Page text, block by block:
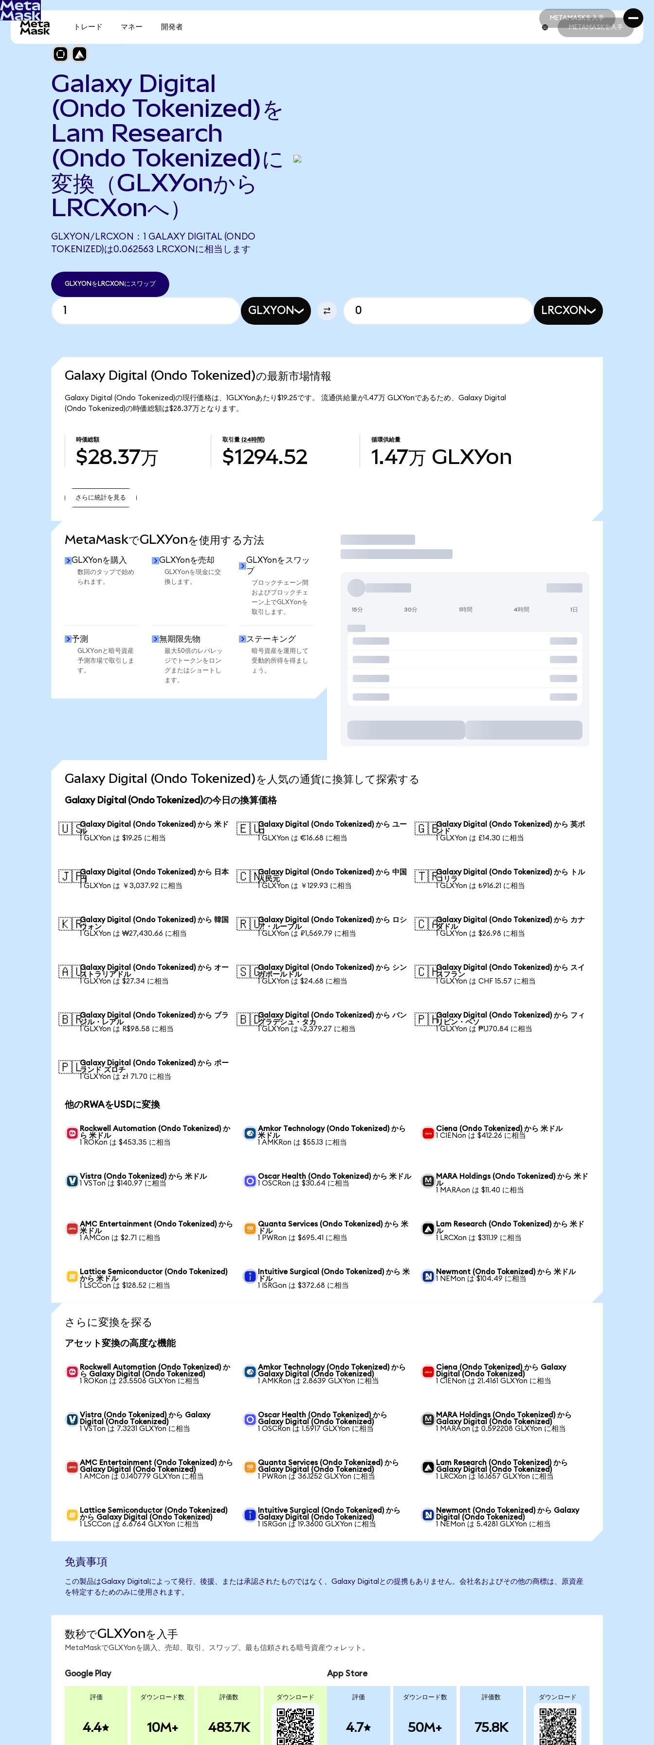
METAMASKを入手
METAMASKを入手
トレード マネー 開発者 METAMASKを入手
Galaxy Digital
(Ondo Tokenized)を
Lam Research
(Ondo Tokenized)に
変換（GLXYonから
LRCXonへ）
GLXYON/LRCXON：1 GALAXY DIGITAL (ONDO
TOKENIZED)は0.062563 LRCXONに相当します
GLXYONをLRCXONにスワップ
GLXYON LRCXON
Galaxy Digital (Ondo Tokenized)の最新市場情報
Galaxy Digital (Ondo Tokenized)の現行価格は、1GLXYonあたり$19.25です。 流通供給量が1.47万 GLXYonであるため、Galaxy Digital
(Ondo Tokenized)の時価総額は$28.37万となります。
時価総額
$28.37万
取引量 (24時間)
$1294.52
循環供給量
1.47万 GLXYon
さらに統計を見る
MetaMaskでGLXYonを使用する方法
GLXYonを購入
数回のタップで始め
られます。
GLXYonを売却
GLXYonを現金に交
換します。
GLXYonをスワッ
プ
ブロックチェーン間
およびブロックチェ
ーン上でGLXYonを
取引します。
予測
GLXYonと暗号資産
予測市場で取引しま
す。
無期限先物
最大50倍のレバレッ
ジでトークンをロン
グまたはショートし
ます。
ステーキング
暗号資産を運用して
受動的所得を得まし
ょう。
取引
15分 30分 1時間 4時間 1日
Galaxy Digital (Ondo Tokenized)を人気の通貨に換算して探索する
Galaxy Digital (Ondo Tokenized)の今日の換算価格
🇺🇸Galaxy Digital (Ondo Tokenized) から 米ド
ル
1 GLXYon は $19.25 に相当
🇪🇺Galaxy Digital (Ondo Tokenized) から ユー
ロ
1 GLXYon は €16.68 に相当
🇬🇧Galaxy Digital (Ondo Tokenized) から 英ポ
ンド
1 GLXYon は £14.30 に相当
🇯🇵Galaxy Digital (Ondo Tokenized) から 日本
円
1 GLXYon は ￥3,037.92 に相当
🇨🇳Galaxy Digital (Ondo Tokenized) から 中国
人民元
1 GLXYon は ￥129.93 に相当
🇹🇷Galaxy Digital (Ondo Tokenized) から トル
コリラ
1 GLXYon は ₺916.21 に相当
🇰🇷Galaxy Digital (Ondo Tokenized) から 韓国
ウォン
1 GLXYon は ₩27,430.66 に相当
🇷🇺Galaxy Digital (Ondo Tokenized) から ロシ
ア・ルーブル
1 GLXYon は ₽1,569.79 に相当
🇨🇦Galaxy Digital (Ondo Tokenized) から カナ
ダドル
1 GLXYon は $26.98 に相当
🇦🇺Galaxy Digital (Ondo Tokenized) から オー
ストラリアドル
1 GLXYon は $27.34 に相当
🇸🇬Galaxy Digital (Ondo Tokenized) から シン
ガポールドル
1 GLXYon は $24.68 に相当
🇨🇭Galaxy Digital (Ondo Tokenized) から スイ
スフラン
1 GLXYon は CHF 15.57 に相当
🇧🇷Galaxy Digital (Ondo Tokenized) から ブラ
ジル・レアル
1 GLXYon は R$98.58 に相当
🇧🇩Galaxy Digital (Ondo Tokenized) から バン
グラデシュ・タカ
1 GLXYon は ৳2,379.27 に相当
🇵🇭Galaxy Digital (Ondo Tokenized) から フィ
リピン・ペソ
1 GLXYon は ₱1,170.84 に相当
🇵🇱Galaxy Digital (Ondo Tokenized) から ポー
ランド ズロチ
1 GLXYon は zł 71.70 に相当
他のRWAをUSDに変換
Rockwell Automation (Ondo Tokenized) か
ら 米ドル
1 ROKon は $453.35 に相当
Amkor Technology (Ondo Tokenized) から
米ドル
1 AMKRon は $55.13 に相当
Ciena (Ondo Tokenized) から 米ドル
1 CIENon は $412.26 に相当
Vistra (Ondo Tokenized) から 米ドル
1 VSTon は $140.97 に相当
Oscar Health (Ondo Tokenized) から 米ドル
1 OSCRon は $30.64 に相当
MARA Holdings (Ondo Tokenized) から 米ド
ル
1 MARAon は $11.40 に相当
AMC Entertainment (Ondo Tokenized) から
米ドル
1 AMCon は $2.71 に相当
Quanta Services (Ondo Tokenized) から 米
ドル
1 PWRon は $695.41 に相当
Lam Research (Ondo Tokenized) から 米ド
ル
1 LRCXon は $311.19 に相当
Lattice Semiconductor (Ondo Tokenized)
から 米ドル
1 LSCCon は $128.52 に相当
Intuitive Surgical (Ondo Tokenized) から 米
ドル
1 ISRGon は $372.68 に相当
Newmont (Ondo Tokenized) から 米ドル
1 NEMon は $104.49 に相当
さらに変換を探る
アセット変換の高度な機能
Rockwell Automation (Ondo Tokenized) か
ら Galaxy Digital (Ondo Tokenized)
1 ROKon は 23.5506 GLXYon に相当
Amkor Technology (Ondo Tokenized) から
Galaxy Digital (Ondo Tokenized)
1 AMKRon は 2.8639 GLXYon に相当
Ciena (Ondo Tokenized) から Galaxy
Digital (Ondo Tokenized)
1 CIENon は 21.4161 GLXYon に相当
Vistra (Ondo Tokenized) から Galaxy
Digital (Ondo Tokenized)
1 VSTon は 7.3231 GLXYon に相当
Oscar Health (Ondo Tokenized) から
Galaxy Digital (Ondo Tokenized)
1 OSCRon は 1.5917 GLXYon に相当
MARA Holdings (Ondo Tokenized) から
Galaxy Digital (Ondo Tokenized)
1 MARAon は 0.592208 GLXYon に相当
AMC Entertainment (Ondo Tokenized) から
Galaxy Digital (Ondo Tokenized)
1 AMCon は 0.140779 GLXYon に相当
Quanta Services (Ondo Tokenized) から
Galaxy Digital (Ondo Tokenized)
1 PWRon は 36.1252 GLXYon に相当
Lam Research (Ondo Tokenized) から
Galaxy Digital (Ondo Tokenized)
1 LRCXon は 16.1657 GLXYon に相当
Lattice Semiconductor (Ondo Tokenized)
から Galaxy Digital (Ondo Tokenized)
1 LSCCon は 6.6764 GLXYon に相当
Intuitive Surgical (Ondo Tokenized) から
Galaxy Digital (Ondo Tokenized)
1 ISRGon は 19.3600 GLXYon に相当
Newmont (Ondo Tokenized) から Galaxy
Digital (Ondo Tokenized)
1 NEMon は 5.4281 GLXYon に相当
免責事項
この製品はGalaxy Digitalによって発行、後援、または承認されたものではなく、Galaxy Digitalとの提携もありません。会社名およびその他の商標は、原資産
を特定するためのみに使用されます。
数秒でGLXYonを入手
MetaMaskでGLXYonを購入、売却、取引、スワップ。最も信頼される暗号資産ウォレット。
Google Play
評価
4.4
ダウンロード数
10M+
評価数
483.7K
ダウンロード
App Store
評価
4.7
ダウンロード数
50M+
評価数
75.8K
ダウンロード